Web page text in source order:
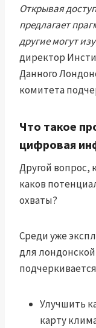
Открывая
предлагает
другие могут
директор
Данного
комитета
Что такое
цифровая
Другой вопрос,
каков
охваты?
Среди уже
для
Улучшить
карту